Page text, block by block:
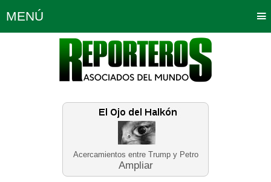
Acercamientos entre Trump y Petro
Ampliar
MENÚ
Política Opinión Bogotá
Planeta Tierra Deportes
Educación Neira